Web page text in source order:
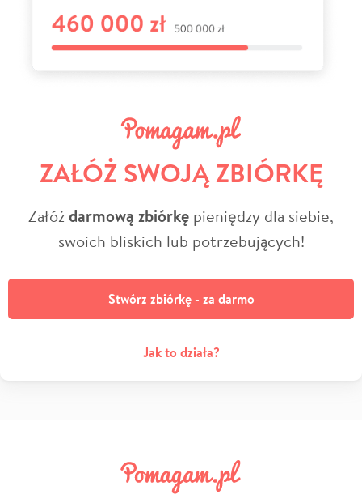
ZAŁÓŻ SWOJĄ ZBIÓRKĘ
Załóżdarmową zbiórkę pieniędzy dla siebie,
swoich bliskich lub potrzebujących!
Stwórz zbiórkę - za darmo
Jak to działa?